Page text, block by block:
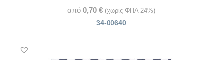
από 0,70 € (χωρίς ΦΠΑ 24%)
34-00640